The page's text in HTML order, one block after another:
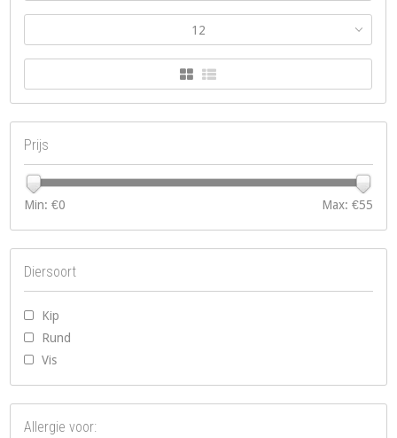
12
Prijs
Min: €0 Max: €55
Diersoort
Kip
Rund
Vis
Allergie voor: